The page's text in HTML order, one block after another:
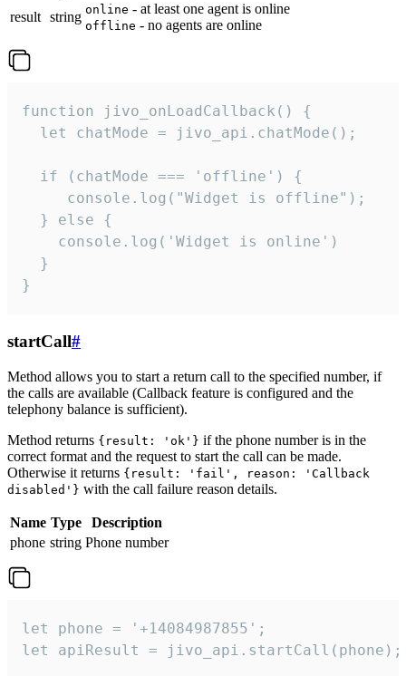
result string online - at least one agent is online
offline - no agents are online
function jivo_onLoadCallback() {
  let chatMode = jivo_api.chatMode();
  if (chatMode === 'offline') {
     console.log("Widget is offline");
  } else {
    console.log('Widget is online')
  }
}
startCall#
Method allows you to start a return call to the specified number, if
the calls are available (Callback feature is configured and the
telephony balance is sufficient).
Method returns {result: 'ok'} if the phone number is in the
correct format and the request to start the call can be made.
Otherwise it returns {result: 'fail', reason: 'Callback
disabled'} with the call failure reason details.
Name Type
Description
phone string Phone number
let phone = '+14084987855';
let apiResult = jivo_api.startCall(phone);